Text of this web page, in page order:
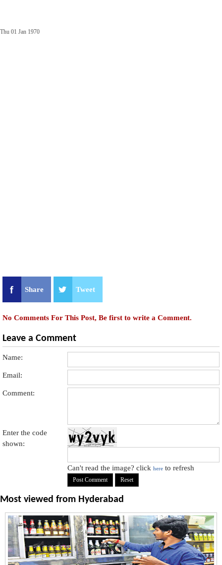
Thu 01 Jan 1970
Share Tweet
No Comments For This Post, Be first to write a Comment.
Leave a Comment
Name:
Email:
Comment:
Enter the code
shown:
Can't read the image? clickhere to refresh
Most viewed from Hyderabad